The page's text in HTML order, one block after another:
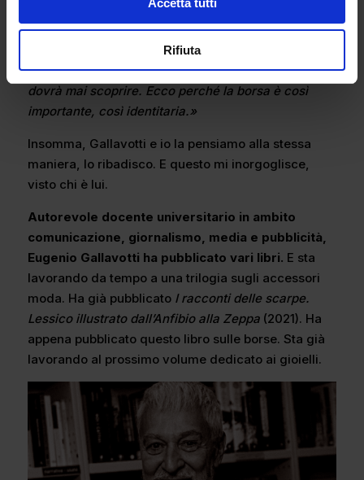
Rifiuta
quando in una bucket infiliamo il telefono, il
portafogli, le chiavi… Vita segreta, quando nella
tasca interna di un bauletto chiusa da una zip – o da
un lucchetto – nascondiamo qualcosa che nessuno
dovrà mai scoprire. Ecco perché la borsa è così
importante, così identitaria.»
Insomma, Gallavotti e io la pensiamo alla stessa
maniera, lo ribadisco. E questo mi inorgoglisce,
visto chi è lui.
Autorevole docente universitario in ambito
comunicazione, giornalismo, media e pubblicità,
Eugenio Gallavotti ha pubblicato vari libri. E sta
lavorando da tempo a una trilogia sugli accessori
moda. Ha già pubblicato I racconti delle scarpe.
Lessico illustrato dall’Anfibio alla Zeppa (2021). Ha
appena pubblicato questo libro sulle borse. Sta già
lavorando al prossimo volume dedicato ai gioielli.